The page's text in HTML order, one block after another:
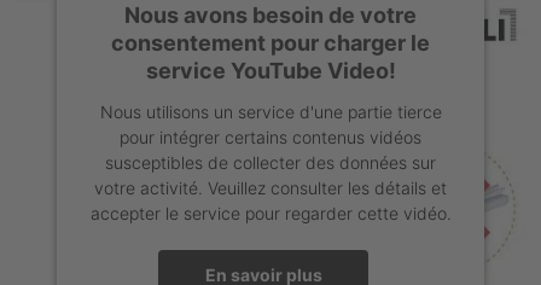
powered byUsercentrics Consent Management Platform
Nous avons besoin de votre
consentement pour charger le
service YouTube Video!
Nous utilisons un service d'une partie tierce
pour intégrer certains contenus vidéos
susceptibles de collecter des données sur
votre activité. Veuillez consulter les détails et
accepter le service pour regarder cette vidéo.
En savoir plus